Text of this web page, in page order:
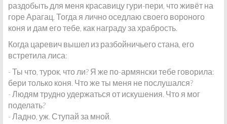
раздобыть для меня красавицу гури-пери, что живёт на
горе Арагац. Тогда я лично оседлаю своего вороного
коня и дам его тебе, как награду за храбрость.
Когда царевич вышел из разбойничьего стана, его
встретила лиса:
- Ты что, турок, что ли? Я же по-армянски тебе говорила:
бери только коня. Что же ты меня не послушался?
- Людям трудно удержаться от искушения. Что я мог
поделать?
- Ладно, уж. Ступай за мной.